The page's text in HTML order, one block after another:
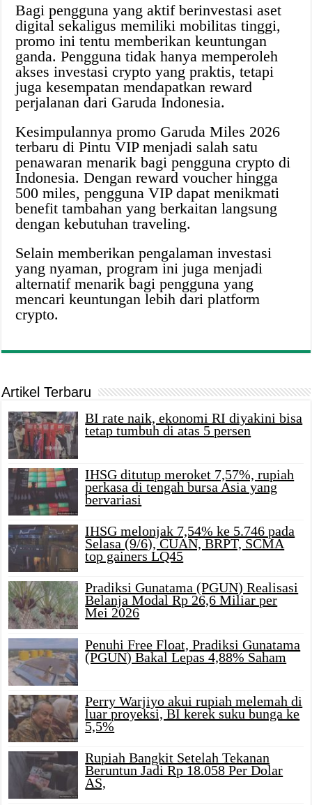
Bagi pengguna yang aktif berinvestasi aset
digital sekaligus memiliki mobilitas tinggi,
promo ini tentu memberikan keuntungan
ganda. Pengguna tidak hanya memperoleh
akses investasi crypto yang praktis, tetapi
juga kesempatan mendapatkan reward
perjalanan dari Garuda Indonesia.
Kesimpulannya promo Garuda Miles 2026
terbaru di Pintu VIP menjadi salah satu
penawaran menarik bagi pengguna crypto di
Indonesia. Dengan reward voucher hingga
500 miles, pengguna VIP dapat menikmati
benefit tambahan yang berkaitan langsung
dengan kebutuhan traveling.
Selain memberikan pengalaman investasi
yang nyaman, program ini juga menjadi
alternatif menarik bagi pengguna yang
mencari keuntungan lebih dari platform
crypto.
Artikel Terbaru
BI rate naik, ekonomi RI diyakini bisa
tetap tumbuh di atas 5 persen
IHSG ditutup meroket 7,57%, rupiah
perkasa di tengah bursa Asia yang
bervariasi
IHSG melonjak 7,54% ke 5.746 pada
Selasa (9/6), CUAN, BRPT, SCMA
top gainers LQ45
Pradiksi Gunatama (PGUN) Realisasi
Belanja Modal Rp 26,6 Miliar per
Mei 2026
Penuhi Free Float, Pradiksi Gunatama
(PGUN) Bakal Lepas 4,88% Saham
Perry Warjiyo akui rupiah melemah di
luar proyeksi, BI kerek suku bunga ke
5,5%
Rupiah Bangkit Setelah Tekanan
Beruntun Jadi Rp 18.058 Per Dolar
AS,